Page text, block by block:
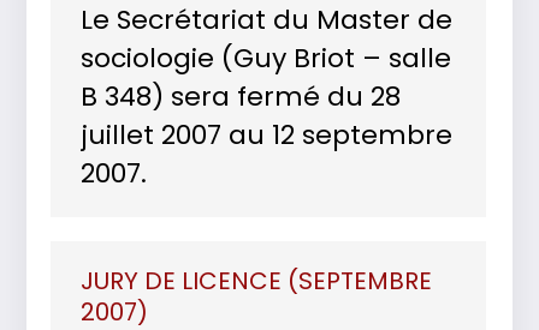
Le Secrétariat du Master de
sociologie (Guy Briot – salle
B 348) sera fermé du 28
juillet 2007 au 12 septembre
2007.
JURY DE LICENCE (SEPTEMBRE
2007)